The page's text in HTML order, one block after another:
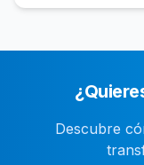
Descubre